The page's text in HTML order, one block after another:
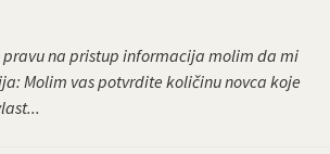
pravu na pristup informacija molim da mi
Molim vas potvrdite količinu novca koje